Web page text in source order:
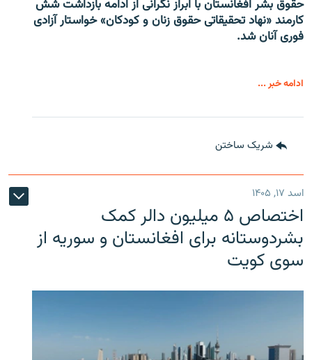
حقوق بشر افغانستان با ابراز نگرانی از ادامه بازداشت شش
کارمند «نهاد تحقیقاتی حقوق زنان و کودکان» خواستار آزادی
فوری آنان شد.
ادامه خبر ...
شریک ساختن
اسد ۱۷, ۱۴۰۵
اختصاص ۵ میلیون دالر کمک
بشردوستانه برای افغانستان و سوریه از
سوی کویت